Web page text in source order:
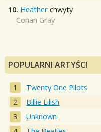
10. Heather chwyty
Conan Gray
POPULARNI ARTYŚCI
Twenty One Pilots
Billie Eilish
Unknown